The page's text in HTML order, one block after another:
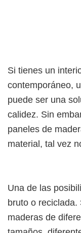
Si tienes un
contemporáneo,
puede ser una
calidez. Sin
paneles de
material, tal vez
Una de las
bruto o
maderas de